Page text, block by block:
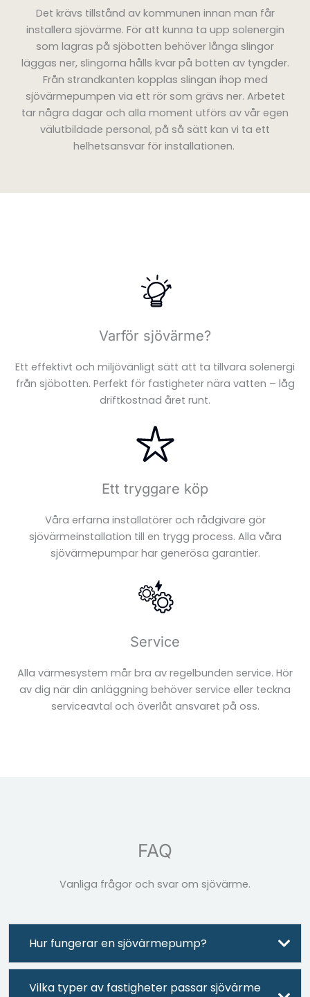
Det krävs tillstånd av kommunen innan man får
installera sjövärme. För att kunna ta upp solenergin
som lagras på sjöbotten behöver långa slingor
läggas ner, slingorna hålls kvar på botten av tyngder.
Från strandkanten kopplas slingan ihop med
sjövärmepumpen via ett rör som grävs ner. Arbetet
tar några dagar och alla moment utförs av vår egen
välutbildade personal, på så sätt kan vi ta ett
helhetsansvar för installationen.
Varför sjövärme?
Ett effektivt och miljövänligt sätt att ta tillvara solenergi
från sjöbotten. Perfekt för fastigheter nära vatten – låg
driftkostnad året runt.
Ett tryggare köp
Våra erfarna installatörer och rådgivare gör
sjövärmeinstallation till en trygg process. Alla våra
sjövärmepumpar har generösa garantier.
FÖRNYBAR
ENERGI
Service
Alla värmesystem mår bra av regelbunden service. Hör
av dig när din anläggning behöver service eller teckna
serviceavtal och överlåt ansvaret på oss.
FAQ
Vanliga frågor och svar om sjövärme.
Hur fungerar en sjövärmepump?
Vilka typer av fastigheter passar sjövärme